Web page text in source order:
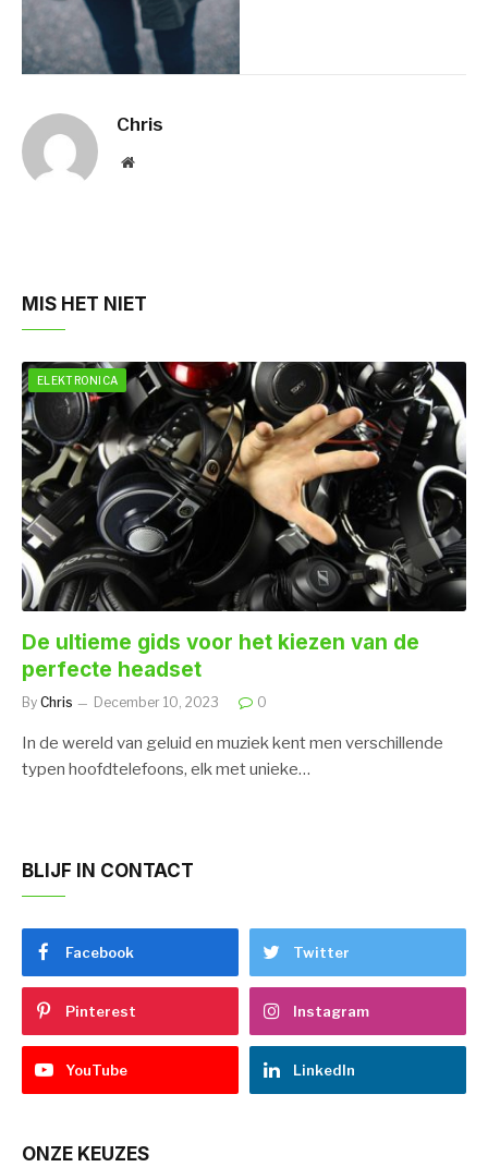
Chris
Website
MIS HET NIET
ELEKTRONICA
De ultieme gids voor het kiezen van de
perfecte headset
By Chris December 10, 2023 0
In de wereld van geluid en muziek kent men verschillende
typen hoofdtelefoons, elk met unieke…
BLIJF IN CONTACT
Facebook Twitter
Pinterest Instagram
YouTube LinkedIn
ONZE KEUZES